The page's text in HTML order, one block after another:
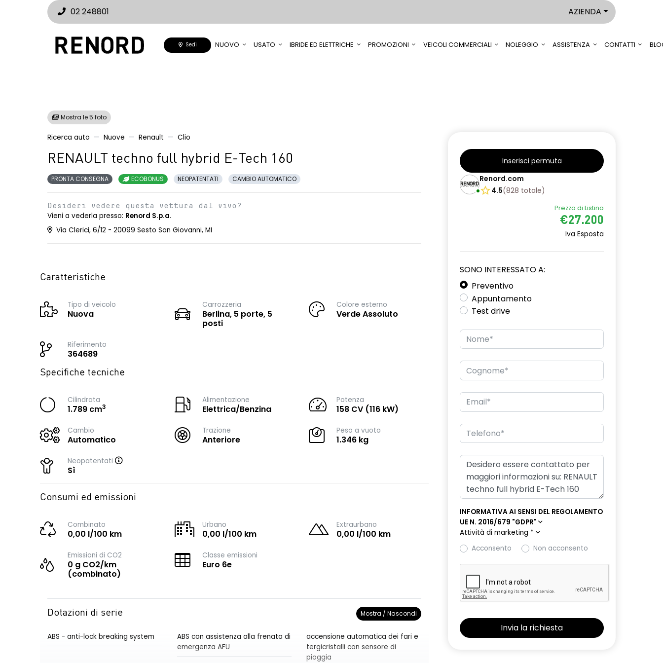
02 248801 AZIENDA
Sedi NUOVO USATO IBRIDE ED ELETTRICHE PROMOZIONI VEICOLI COMMERCIALI NOLEGGIO ASSISTENZA CONTATTI
Mostra le 5 foto
Ricerca auto Nuove Renault Clio
RENAULT techno full hybrid E-Tech 160
PRONTA CONSEGNA ECOBONUS NEOPATENTATI CAMBIO AUTOMATICO
Desideri vedere questa vettura dal vivo?
Vieni a vederla presso: Renord S.p.a.
Via Clerici, 6/12 - 20099 Sesto San Giovanni, MI
Caratteristiche
Tipo di veicolo
Nuova
Carrozzeria
Berlina, 5 porte, 5
posti
Colore esterno
Verde Assoluto
Riferimento
364689
Specifiche tecniche
Cilindrata
1.789 cm3
Alimentazione
Elettrica/Benzina
Potenza
158 CV (116 kW)
Cambio
Automatico
Trazione
Anteriore
Peso a vuoto
1.346 kg
Neopatentati
Sì
Consumi ed emissioni
Combinato
0,00 l/100 km
Urbano
0,00 l/100 km
Extraurbano
0,00 l/100 km
Emissioni di CO2
0 g CO2/km
(combinato)
Classe emissioni
Euro 6e
Dotazioni di serie Mostra / Nascondi
ABS - anti-lock breaking system
ABS con assistenza alla frenata di
emergenza AFU
accensione automatica dei fari e
tergicristalli con sensore di
pioggia
Inserisci permuta
Renord.com
4.5(828 totale)
Prezzo di Listino
€27.200
Iva Esposta
SONO INTERESSATO A:
Preventivo
Appuntamento
Test drive
INFORMATIVA AI SENSI DEL REGOLAMENTO
UE N. 2016/679 "GDPR"
Attività di marketing *
Acconsento
Non acconsento